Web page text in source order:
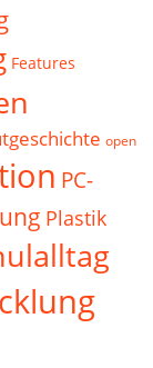
Features
open
PC-
Plastik